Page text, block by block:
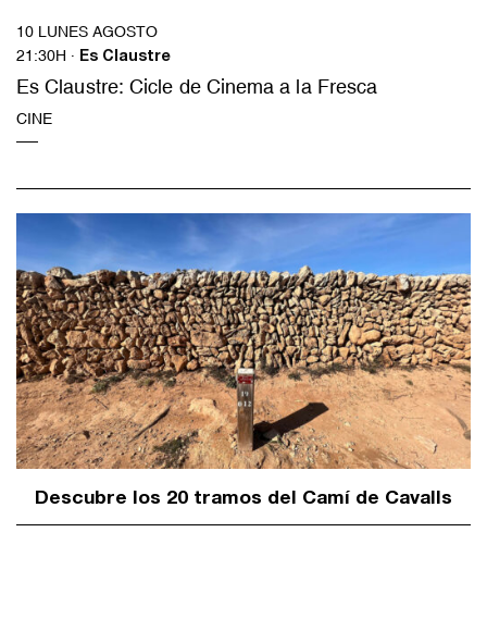
10 LUNES AGOSTO
21:30H · Es Claustre
Es Claustre: Cicle de Cinema a la Fresca
CINE
Descubre los 20 tramos del Camí de Cavalls